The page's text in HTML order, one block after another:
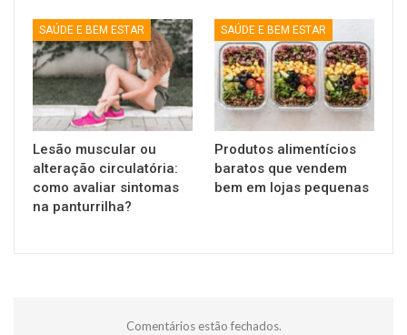
SAÚDE E BEM ESTAR
Lesão muscular ou
alteração circulatória:
como avaliar sintomas
na panturrilha?
SAÚDE E BEM ESTAR
Produtos alimentícios
baratos que vendem
bem em lojas pequenas
Comentários estão fechados.